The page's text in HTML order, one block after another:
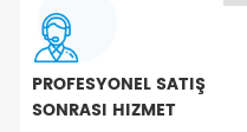
PROFESYONEL SATIŞ
SONRASI HIZMET